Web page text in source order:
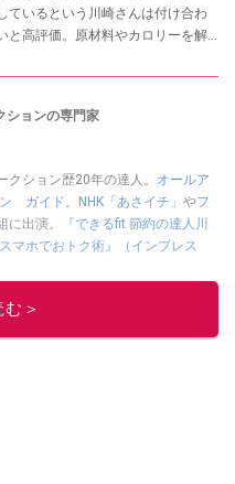
ているという川崎さんは付け合わ
と高評価。原材料やカロリーを解
ションの専門家
ション歴20年の達人。 オールア
ン ガイド。 NHK「あさイチ」 やフ
に出演。
『できるfit 節約の達人川
マホでおトク術』（インプレス
突然会社を辞める。翌月からの
＞